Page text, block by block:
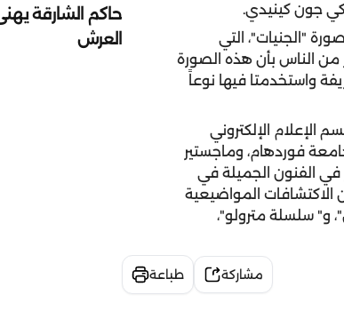
جون كينيدي.
"الجنيات"، التي
في عام 1917، حيث اعتبر الكثير من الناس بأن هذه الصورة
المصورتان في عام 1983 بأن الصورة مزيفة واستخدمتا فيها نوعاً
الإعلام الإلكتروني
فوردهام، وماجستير
في الفنون الجميلة في
الاكتشافات المواضيعية
و" سلسلة مترولو"،
مشاركة طباعة
حاكم الشارقة
العرش